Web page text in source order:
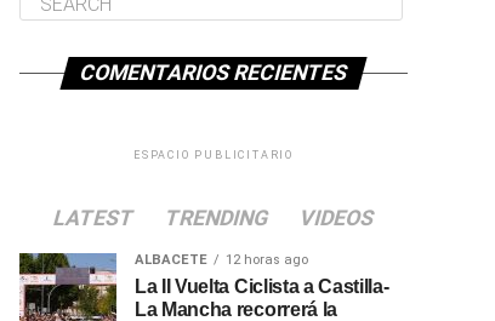
COMENTARIOS RECIENTES
ESPACIO PUBLICITARIO
LATEST TRENDING VIDEOS
ALBACETE 12 horas ago
La II Vuelta Ciclista a Castilla-
La Mancha recorrerá la